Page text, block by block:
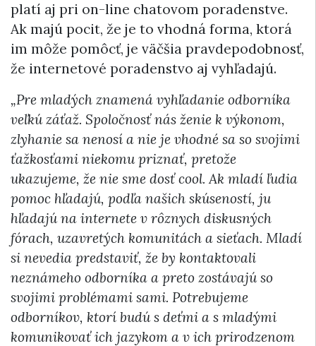
platí aj pri on-line chatovom poradenstve.
Ak majú pocit, že je to vhodná forma, ktorá
im môže pomôcť, je väčšia pravdepodobnosť,
že internetové poradenstvo aj vyhľadajú.
„Pre mladých znamená vyhľadanie odborníka
veľkú záťaž. Spoločnosť nás ženie k výkonom,
zlyhanie sa nenosí a nie je vhodné sa so svojimi
ťažkosťami niekomu priznať, pretože
ukazujeme, že nie sme dosť cool. Ak mladí ľudia
pomoc hľadajú, podľa našich skúseností, ju
hľadajú na internete v rôznych diskusných
fórach, uzavretých komunitách a sieťach. Mladí
si nevedia predstaviť, že by kontaktovali
neznámeho odborníka a preto zostávajú so
svojimi problémami sami. Potrebujeme
odborníkov, ktorí budú s deťmi a s mladými
komunikovať ich jazykom a v ich prirodzenom